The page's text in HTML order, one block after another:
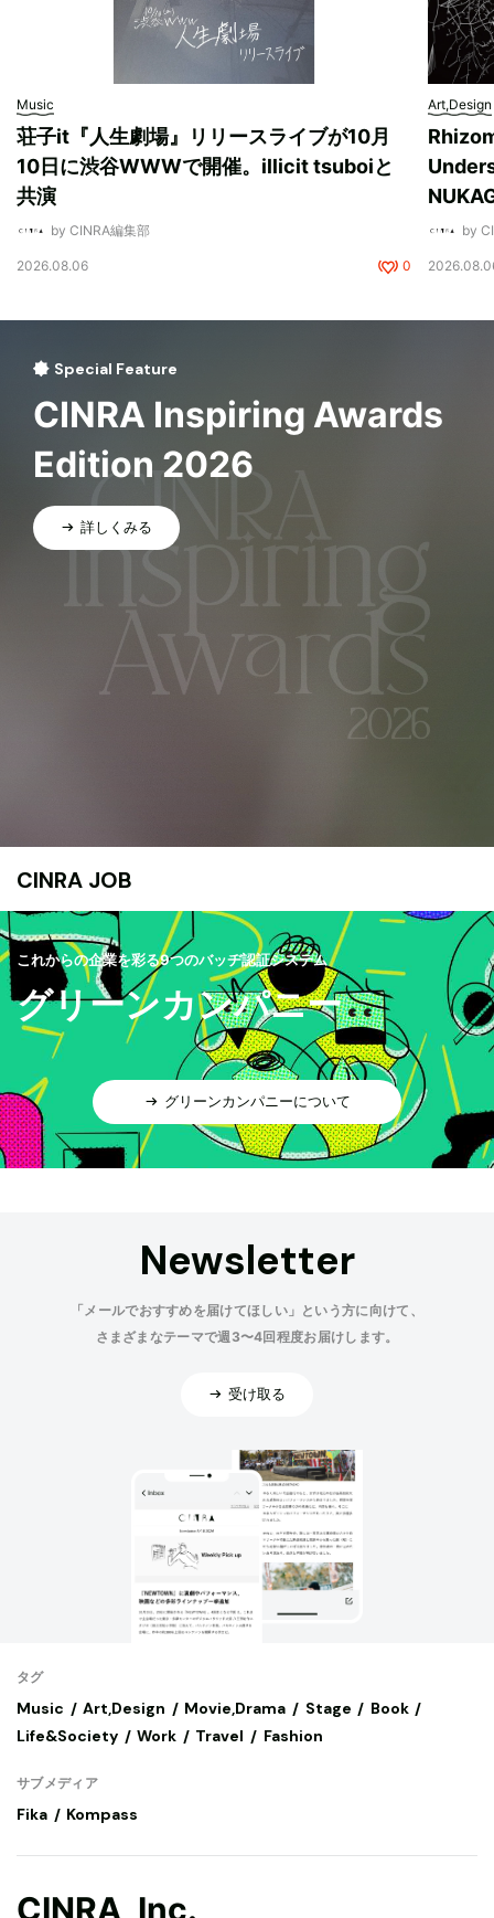
Music
荘子it『人生劇場』リリースライブが10月
10日に渋谷WWWで開催。illicit tsuboiと
共演
by CINRA編集部
2026.08.06 0
Art,Design
by
Special Feature
CINRA Inspiring Awards
Edition 2026
詳しくみる
CINRA JOB
これからの企業を彩る9つのバッヂ認証システム
グリーンカンパニー
グリーンカンパニーについて
Newsletter
「メールでおすすめを届けてほしい」という方に向けて、
さまざまなテーマで週3〜4回程度お届けします。
受け取る
タグ
Music Art,Design Movie,Drama Stage
Book
Life&Society
Work Travel Fashion
サブメディア
Fika Kompass
CINRA, Inc.